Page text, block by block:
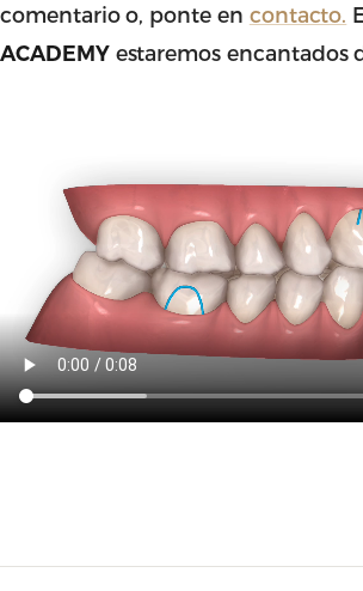
comentario o, ponte en contacto.
ACADEMYestaremos encantados